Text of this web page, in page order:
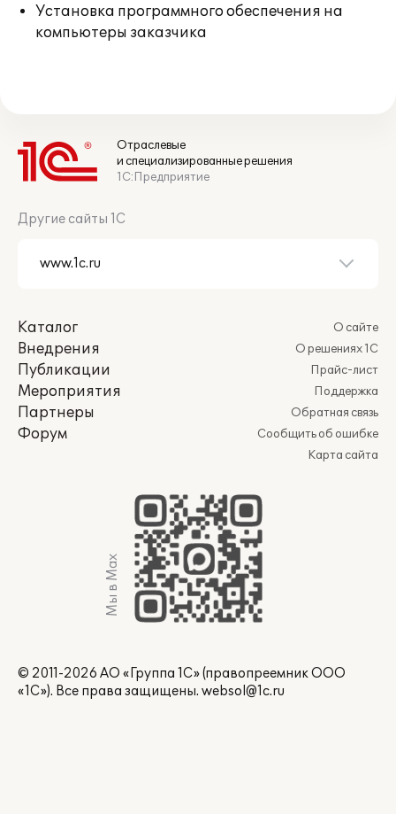
Установка программного обеспечения на
компьютеры заказчика
Отраслевые
и специализированные решения
1С:Предприятие
Другие сайты 1С
Каталог
Внедрения
Публикации
Мероприятия
Партнеры
Форум
О сайте
О решениях 1С
Прайс-лист
Поддержка
Обратная связь
Сообщить об ошибке
Карта сайта
Мы в Max
© 2011-2026 АО «Группа 1С» (правопреемник ООО
«1С»). Все права защищены. websol@1c.ru